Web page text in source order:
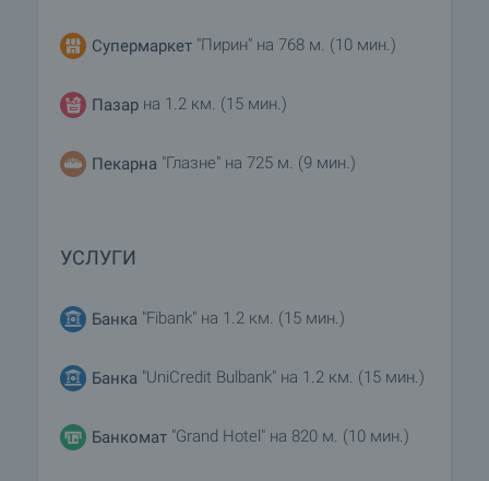
Супермаркет "Пирин" на 768 м. (10 мин.)
Пазар на 1.2 км. (15 мин.)
Пекарна "Глазне" на 725 м. (9 мин.)
УСЛУГИ
Банка "Fibank" на 1.2 км. (15 мин.)
Банка "UniCredit Bulbank" на 1.2 км. (15 мин.)
Банкомат "Grand Hotel" на 820 м. (10 мин.)